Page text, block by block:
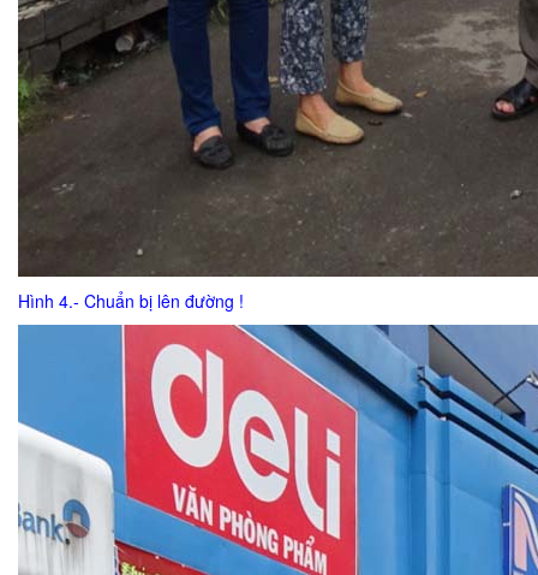
Hình 4.- Chuẩn bị lên đường !